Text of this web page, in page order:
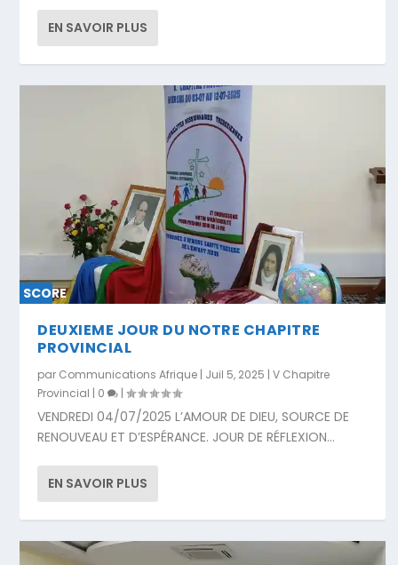
EN SAVOIR PLUS
SCORE
DEUXIEME JOUR DU NOTRE CHAPITRE
PROVINCIAL
par Communications Afrique | Juil 5, 2025 |V Chapitre
Provincial | 0 |
VENDREDI 04/07/2025 L’AMOUR DE DIEU, SOURCE DE
RENOUVEAU ET D’ESPÉRANCE. JOUR DE RÉFLEXION...
EN SAVOIR PLUS